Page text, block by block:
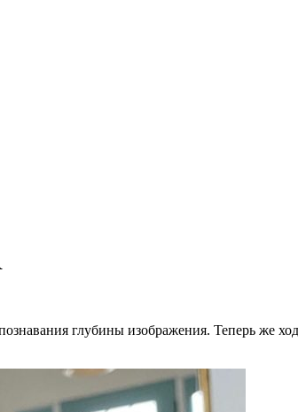
глубины изображения. Теперь же